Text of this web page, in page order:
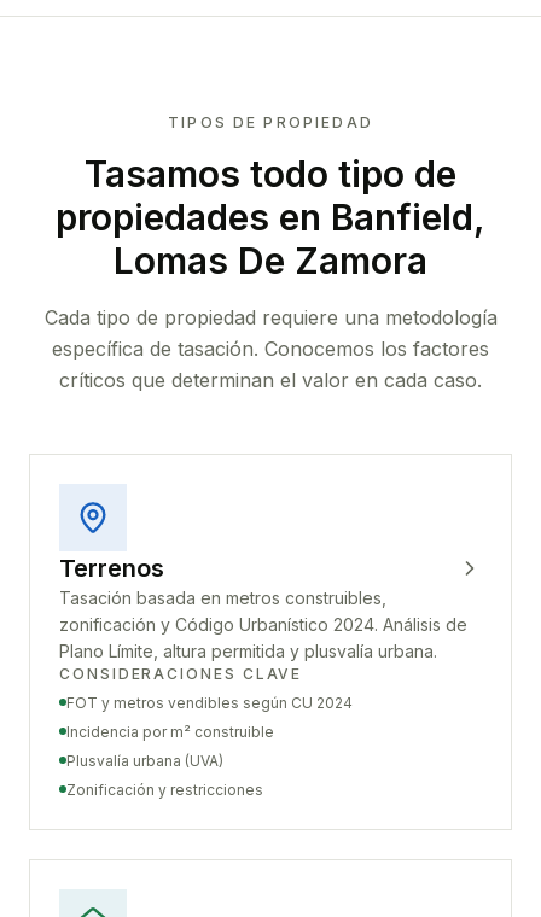
TIPOS DE PROPIEDAD
Tasamos todo tipo de
propiedades en Banfield,
Lomas De Zamora
Cada tipo de propiedad requiere una metodología
específica de tasación. Conocemos los factores
críticos que determinan el valor en cada caso.
Terrenos
Tasación basada en metros construibles,
zonificación y Código Urbanístico 2024. Análisis de
Plano Límite, altura permitida y plusvalía urbana.
CONSIDERACIONES CLAVE
FOT y metros vendibles según CU 2024
Incidencia por m² construible
Plusvalía urbana (UVA)
Zonificación y restricciones